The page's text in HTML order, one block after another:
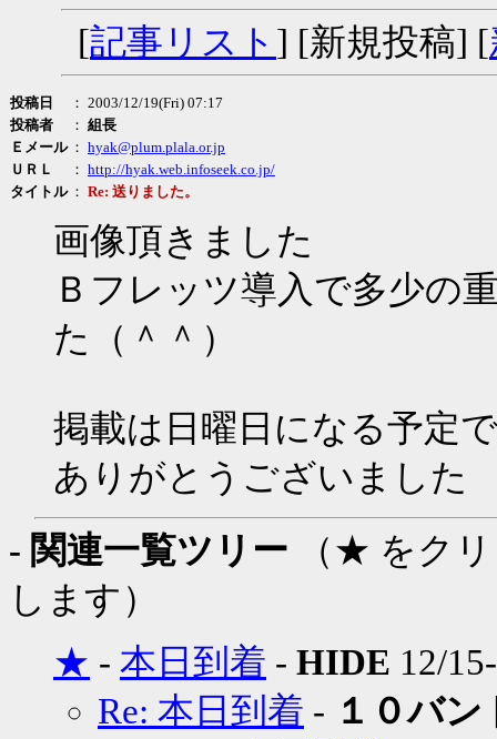
[記事リスト ] [新規投稿] [
投稿日
： 2003/12/19(Fri) 07:17
投稿者
： 組長
Ｅメール ： hyak@plum.plala.or.jp
ＵＲＬ
： http://hyak.web.infoseek.co.jp/
タイトル ： Re: 送りました。
画像頂きました
Ｂフレッツ導入で多少の
た（＾＾）
掲載は日曜日になる予定
ありがとうございました
- 関連一覧ツリー （★ をク
します）
★ - 本日到着 - HIDE 12/
Re: 本日到着 - １０バ